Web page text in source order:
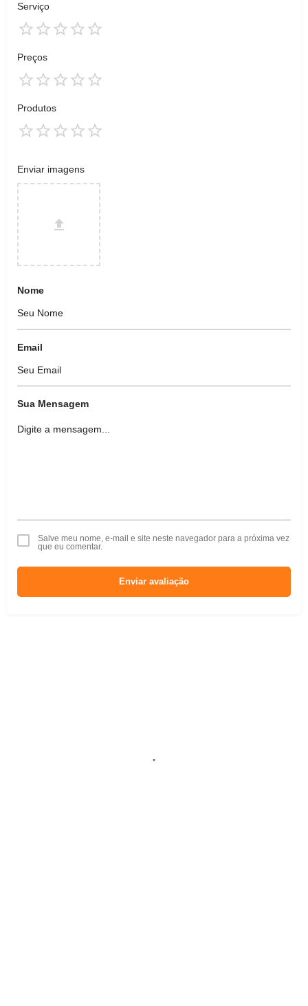
Serviço
Preços
Produtos
Enviar imagens
Nome
Email
Sua Mensagem
Salve meu nome, e-mail e site neste navegador para a próxima vez
que eu comentar.
Enviar avaliação